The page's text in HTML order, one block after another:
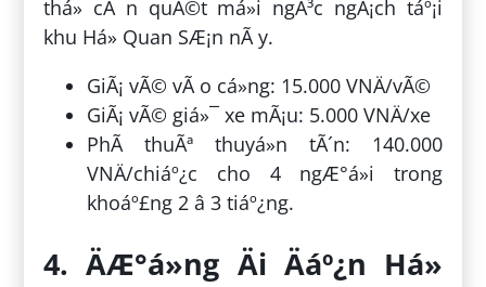
thá» cÃ n quÃ©t má»i ngÃ³c ngÃ¡ch táº¡i
khu Há» Quan SÆ¡n nÃ y.
GiÃ¡ vÃ© vÃ o cá»ng: 15.000 VNÄ/vÃ©
GiÃ¡ vÃ© giá»¯ xe mÃ¡u: 5.000 VNÄ/xe
PhÃ­ thuÃª thuyá»n tÃ´n: 140.000
VNÄ/chiáº¿c cho 4 ngÆ°á»i trong
khoáº£ng 2 â 3 tiáº¿ng.
4. ÄÆ°á»ng Äi Äáº¿n Há»